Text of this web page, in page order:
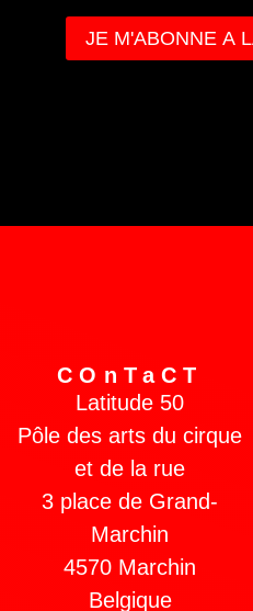
COnTaCT
Latitude 50
Pôle des arts du cirque
et de la rue
3 place de Grand-
Marchin
4570 Marchin
Belgique